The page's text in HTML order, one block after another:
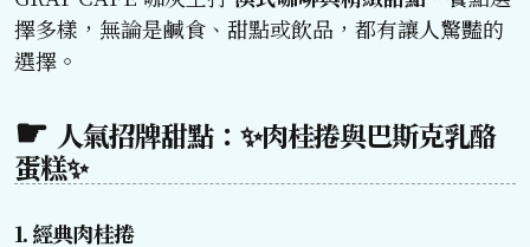
擇多樣，無論是鹹食、甜點或飲品，都有讓人驚豔的
選擇。
人氣招牌甜點：✨肉桂捲與巴斯克乳酪
蛋糕✨
1. 經典肉桂捲